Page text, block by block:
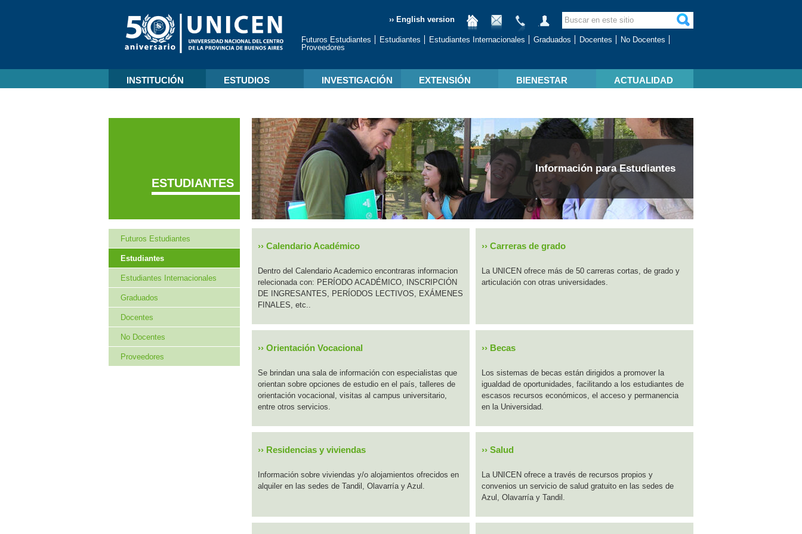
›› English version
Futuros Estudiantes Estudiantes Estudiantes Internacionales Graduados Docentes
No Docentes
Proveedores
INSTITUCIÓN ESTUDIOS INVESTIGACIÓN EXTENSIÓN BIENESTAR ACTUALIDAD
Información para Estudiantes
›› Calendario Académico
Dentro del Calendario Academico encontraras informacion
relecionada con: PERÍODO ACADÉMICO, INSCRIPCIÓN
DE INGRESANTES, PERÍODOS LECTIVOS, EXÁMENES
FINALES, etc..
›› Carreras de grado
La UNICEN ofrece más de 50 carreras cortas, de grado y
articulación con otras universidades.
›› Orientación Vocacional
Se brindan una sala de información con especialistas que
orientan sobre opciones de estudio en el país, talleres de
orientación vocacional, visitas al campus universitario,
entre otros servicios.
›› Becas
Los sistemas de becas están dirigidos a promover la
igualdad de oportunidades, facilitando a los estudiantes de
escasos recursos económicos, el acceso y permanencia
en la Universidad.
›› Residencias y viviendas
Información sobre viviendas y/o alojamientos ofrecidos en
alquiler en las sedes de Tandil, Olavarría y Azul.
›› Salud
La UNICEN ofrece a través de recursos propios y
convenios un servicio de salud gratuito en las sedes de
Azul, Olavarría y Tandil.
ESTUDIANTES
Futuros Estudiantes
Estudiantes
Estudiantes Internacionales
Graduados
Docentes
No Docentes
Proveedores